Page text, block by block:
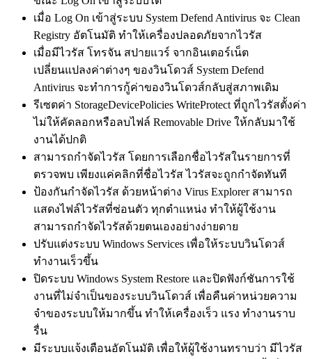
เมื่อ Log On เข้าสู่ระบบ System Defend Antivirus จะ Clean
Registry อัตโนมัติ ทำให้เครื่องปลอดภัยจากไวรัส
เมื่อมีไวรัส โทรจัน สปายแวร์ จากอินเตอร์เน็ต
เปลี่ยนแปลงค่าต่างๆ ของวินโดวส์ System Defend
Antivirus จะทำการกู้ค่าของวินโดวส์กลับสู่สภาพเดิม
รีเซตค่า StorageDevicePolicies WriteProtect ที่ถูกไวรัสตั้งค่า
ไม่ให้คัดลอกหรือลบไฟล์ Removable Drive ให้กลับมาใช้
งานได้ปกติ
สามารถกำจัดไวรัส โดยการเลือกชื่อไวรัสในรายการที่
ตรวจพบ เพียงแค่คลิกที่ชื่อไวรัส ไวรัสจะถูกกำจัดทันที
ป้องกันกำจัดไวรัส ด้วยหน้าต่าง Virus Explorer สามารถ
แสดงไฟล์ไวรัสที่ซ่อนตัว ทุกตำแหน่ง ทำให้ผู้ใช้งาน
สามารถกำจัดไวรัสด้วยตนเองอย่างง่ายดาย
ปรับแต่งระบบ Windows Services เพื่อให้ระบบวินโดวส์
ทำงานเร็วขึ้น
ปิดระบบ Windows System Restore และปิดฟังก์ชันการใช้
งานที่ไม่จำเป็นของระบบวินโดวส์ เพื่อคืนค่าหน่วยความ
จำของระบบให้มากขึ้น ทำให้เครื่องเร็ว แรง ทำงานราบ
รื่น
มีระบบแจ้งเตือนอัตโนมัติ เพื่อให้ผู้ใช้งานทราบว่า มีไวรัส